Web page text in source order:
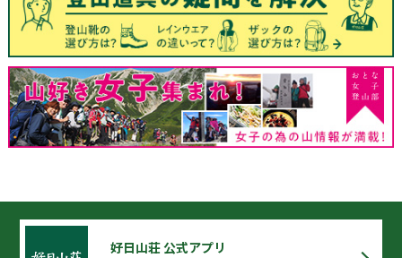
好日山荘 公式アプリ